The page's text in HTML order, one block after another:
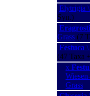
Elytrigia
Syn.)
Grass (7
Festuca \
(47 Taxa
x
Grass